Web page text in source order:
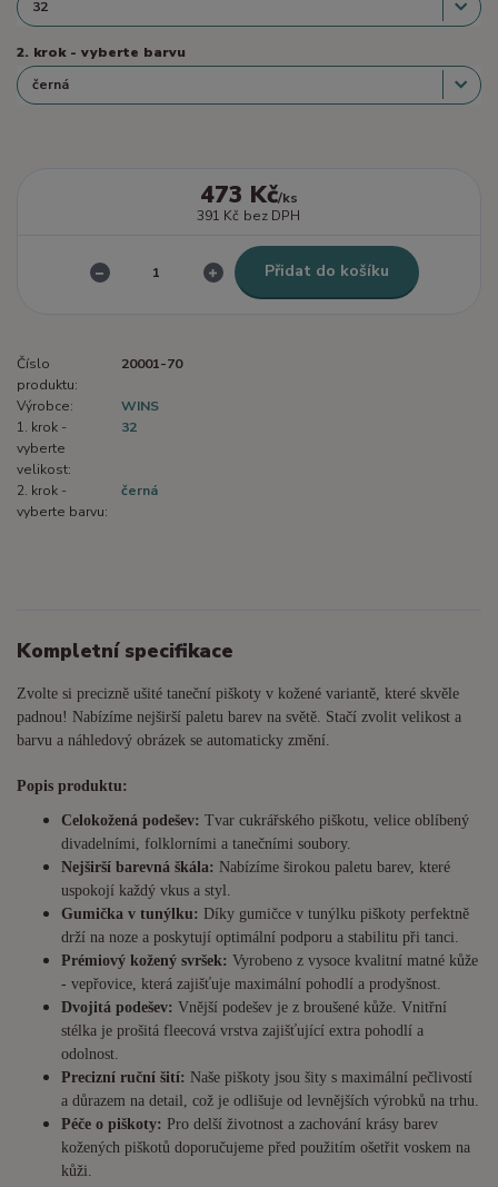
2. krok - vyberte barvu
473 Kč/ks
391 Kč bez DPH
Přidat do košíku
Číslo
produktu:
20001-70
Výrobce:
WINS
1. krok -
vyberte
velikost:
32
2. krok -
vyberte barvu:
černá
Kompletní specifikace
Zvolte si precizně ušité taneční piškoty v kožené variantě, které skvěle
padnou! Nabízíme nejširší paletu barev na světě. Stačí zvolit velikost a
barvu a náhledový obrázek se automaticky změní.
Popis produktu:
Celokožená podešev: Tvar cukrářského piškotu, velice oblíbený
divadelními, folklorními a tanečními soubory.
Nejširší barevná škála: Nabízíme širokou paletu barev, které
uspokojí každý vkus a styl.
Gumička v tunýlku: Díky gumičce v tunýlku piškoty perfektně
drží na noze a poskytují optimální podporu a stabilitu při tanci.
Prémiový kožený svršek: Vyrobeno z vysoce kvalitní matné kůže
- vepřovice, která zajišťuje maximální pohodlí a prodyšnost.
Dvojitá podešev: Vnější podešev je z broušené kůže. Vnitřní
stélka je prošitá fleecová vrstva zajišťující extra pohodlí a
odolnost.
Precizní ruční šití: Naše piškoty jsou šity s maximální pečlivostí
a důrazem na detail, což je odlišuje od levnějších výrobků na trhu.
Péče o piškoty: Pro delší životnost a zachování krásy barev
kožených piškotů doporučujeme před použitím ošetřit voskem na
kůži.